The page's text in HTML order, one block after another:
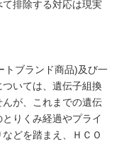
排除する対応は現実
トブランド商品)及び一
いては、遺伝子組換
が、これまでの遺伝
りくみ経過やプライ
どを踏まえ、ＨＣＯ